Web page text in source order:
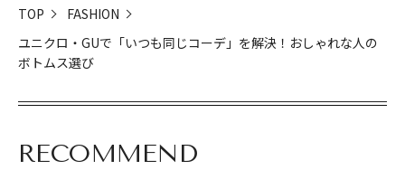
TOP
FASHION
ユニクロ・GUで「いつも同じコーデ」を解決！おしゃれな人の
ボトムス選び
RECOMMEND